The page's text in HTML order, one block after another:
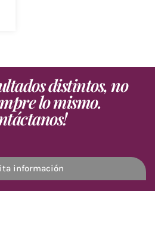
distintos, no
lo mismo.
información